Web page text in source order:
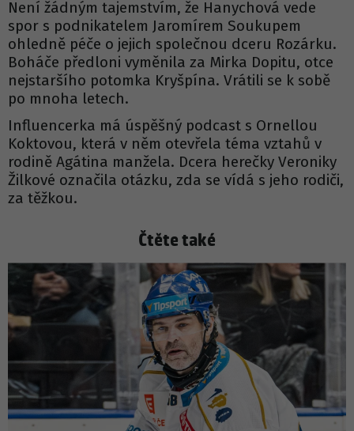
Není žádným tajemstvím, že Hanychová vede
spor s podnikatelem Jaromírem Soukupem
ohledně péče o jejich společnou dceru Rozárku.
Boháče předloni vyměnila za Mirka Dopitu, otce
nejstaršího potomka Kryšpína. Vrátili se k sobě
po mnoha letech.
Influencerka má úspěšný podcast s Ornellou
Koktovou, která v něm otevřela téma vztahů v
rodině Agátina manžela. Dcera herečky Veroniky
Žilkové označila otázku, zda se vídá s jeho rodiči,
za těžkou.
Čtěte také